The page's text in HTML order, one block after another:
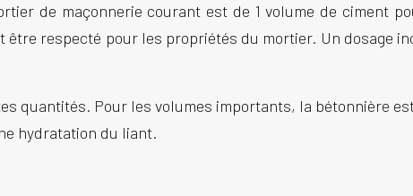
de maçonnerie courant est de 1 volume de ciment
respecté pour les propriétés du mortier. Un dosage
quantités. Pour les volumes importants, la bétonnière
hydratation du liant.